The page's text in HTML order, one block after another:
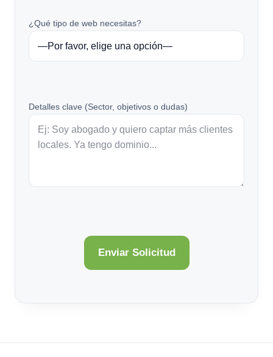
¿Qué tipo de web necesitas?
Detalles clave (Sector, objetivos o dudas)